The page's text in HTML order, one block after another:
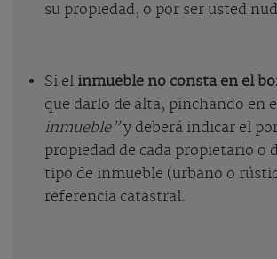
su propiedad, o por ser usted
Si el inmueble no consta en el
que darlo de alta, pinchando en
inmueble”y deberá indicar el
propiedad de cada propietario o
tipo de inmueble (urbano o
referencia catastral.